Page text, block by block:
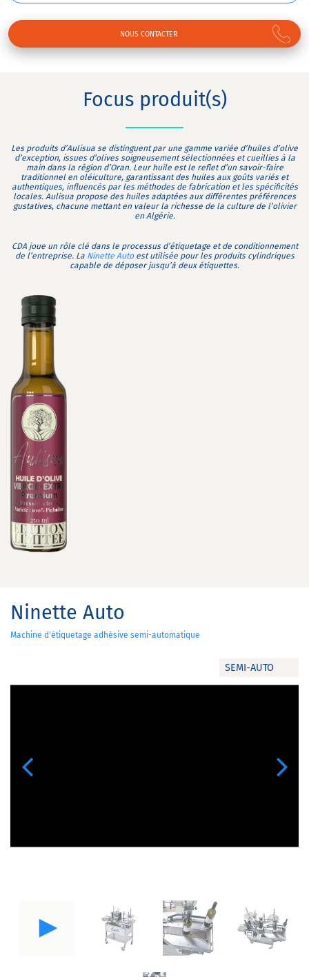
NOUS CONTACTER
Focus produit(s)
Les produits d’Aulisua se distinguent par une gamme variée d’huiles d’olive
d’exception, issues d’olives soigneusement sélectionnées et cueillies à la
main dans la région d’Oran. Leur huile est le reflet d’un savoir-faire
traditionnel en oléiculture, garantissant des huiles aux goûts variés et
authentiques, influencés par les méthodes de fabrication et les spécificités
locales. Aulisua propose des huiles adaptées aux différentes préférences
gustatives, chacune mettant en valeur la richesse de la culture de l’olivier
en Algérie.
CDA joue un rôle clé dans le processus d’étiquetage et de conditionnement
de l’entreprise. LaNinette Autoest utilisée pour les produits cylindriques
capable de déposer jusqu’à deux étiquettes.
SEMI-AUTO
Previous Next
Ninette Auto
Machine d'étiquetage adhésive semi-automatique